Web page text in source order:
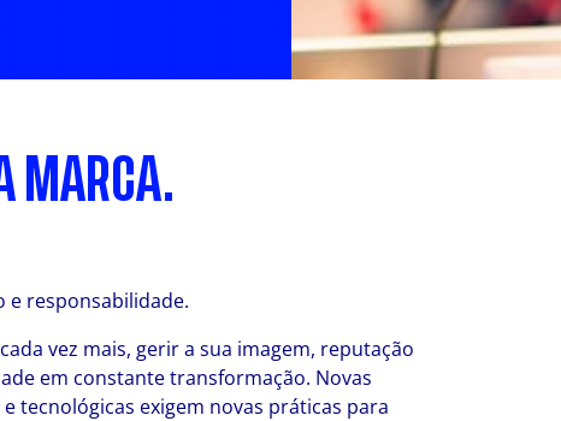
MARCA.
e responsabilidade.
vez mais, gerir a sua imagem, reputação
em constante transformação. Novas
tecnológicas exigem novas práticas para